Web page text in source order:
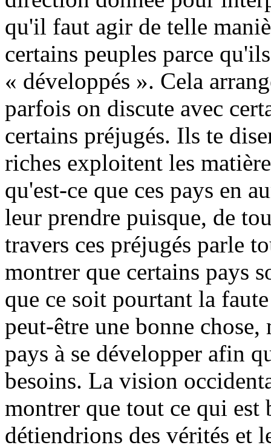
qu'il faut agir de telle
certains peuples parce
« développés ». Cela
parfois on discute avec
certains préjugés. Ils te
riches exploitent les
qu'est-ce que ces pays en
leur prendre puisque, de
travers ces préjugés parle
montrer que certains pays
que ce soit pourtant la
peut-être une bonne
pays à se développer afin
besoins. La vision
montrer que tout ce qui est
détiendrions des vérités et